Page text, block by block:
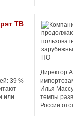
ТВ
39 %
или
Директор
Илья
темпы
России